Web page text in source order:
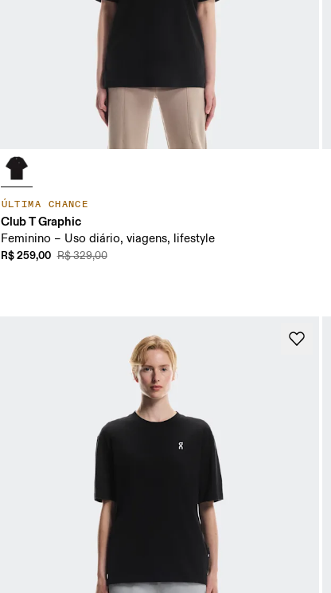
ÚLTIMA CHANCE
Club T Graphic
Feminino – Uso diário, viagens, lifestyle
R$ 259,00 R$ 329,00